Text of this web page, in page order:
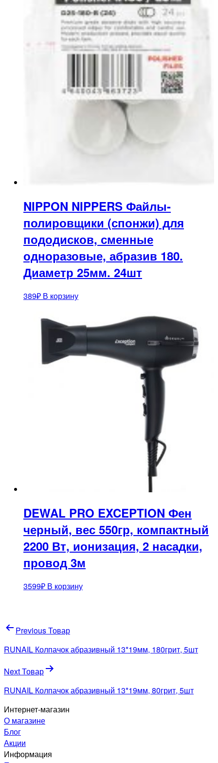
NIPPON NIPPERS Файлы-
полировщики (спонжи) для
пододисков, сменные
одноразовые, абразив 180.
Диаметр 25мм. 24шт
389₽ В корзину
DEWAL PRO EXCEPTION Фен
черный, вес 550гр, компактный
2200 Вт, ионизация, 2 насадки,
провод 3м
3599₽ В корзину
Навигация
по
записям
Previous Товар
RUNAIL Колпачок абразивный 13*19мм, 180грит, 5шт
Next Товар
RUNAIL Колпачок абразивный 13*19мм, 80грит, 5шт
Интернет-магазин
О магазине
Блог
Акции
Информация